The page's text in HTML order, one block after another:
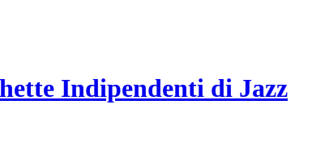
Indipendenti di Jazz